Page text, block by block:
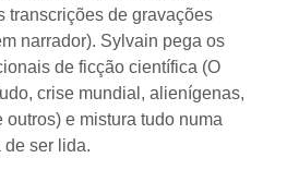
transcrições de gravações
narrador). Sylvain pega os
de ficção científica (O
crise mundial, alienígenas,
outros) e mistura tudo numa
de ser lida.